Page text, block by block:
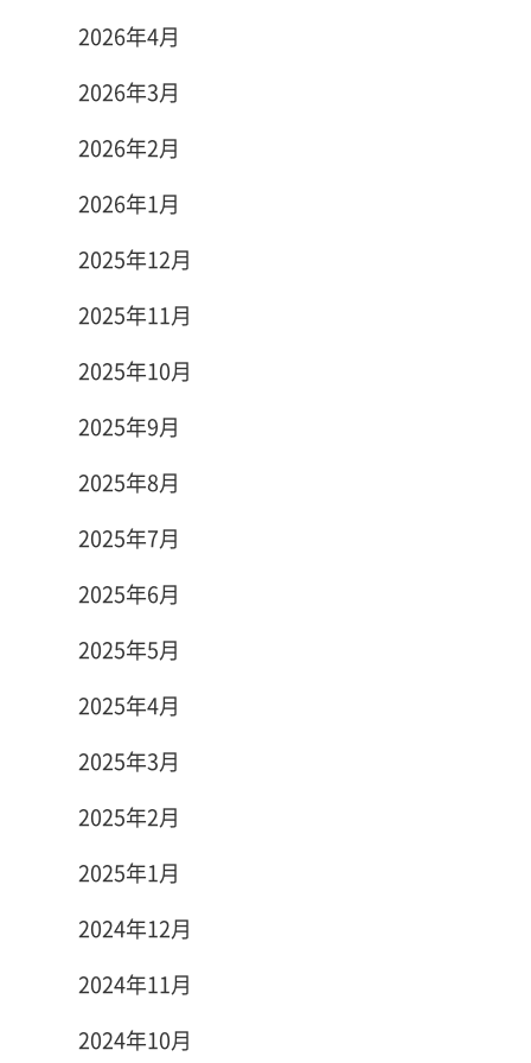
2026年4月
2026年3月
2026年2月
2026年1月
2025年12月
2025年11月
2025年10月
2025年9月
2025年8月
2025年7月
2025年6月
2025年5月
2025年4月
2025年3月
2025年2月
2025年1月
2024年12月
2024年11月
2024年10月